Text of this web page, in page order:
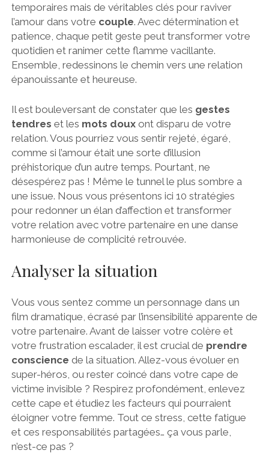
temporaires mais de véritables clés pour raviver
l’amour dans votre couple. Avec détermination et
patience, chaque petit geste peut transformer votre
quotidien et ranimer cette flamme vacillante.
Ensemble, redessinons le chemin vers une relation
épanouissante et heureuse.
Il est bouleversant de constater que les gestes
tendres et les mots douxont disparu de votre
relation. Vous pourriez vous sentir rejeté, égaré,
comme si l’amour était une sorte d’illusion
préhistorique d’un autre temps. Pourtant, ne
désespérez pas ! Même le tunnel le plus sombre a
une issue. Nous vous présentons ici 10 stratégies
pour redonner un élan d’affection et transformer
votre relation avec votre partenaire en une danse
harmonieuse de complicité retrouvée.
Analyser la situation
Vous vous sentez comme un personnage dans un
film dramatique, écrasé par l’insensibilité apparente de
votre partenaire. Avant de laisser votre colère et
votre frustration escalader, il est crucial de prendre
conscience de la situation. Allez-vous évoluer en
super-héros, ou rester coincé dans votre cape de
victime invisible ? Respirez profondément, enlevez
cette cape et étudiez les facteurs qui pourraient
éloigner votre femme. Tout ce stress, cette fatigue
et ces responsabilités partagées… ça vous parle,
n’est-ce pas ?